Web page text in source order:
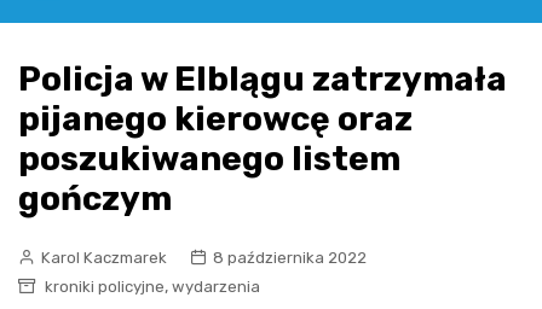
Policja w Elblągu zatrzymała
pijanego kierowcę oraz
poszukiwanego listem
gończym
Karol Kaczmarek
8 października 2022
kroniki policyjne, wydarzenia